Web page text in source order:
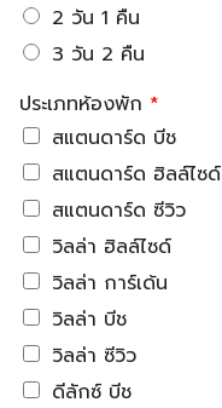
2 วัน 1 คืน
3 วัน 2 คืน
ประเภทห้องพัก *
สแตนดาร์ด บีช
สแตนดาร์ด ฮิลล์ไซด์
สแตนดาร์ด ซีวิว
วิลล่า ฮิลล์ไซด์
วิลล่า การ์เด้น
วิลล่า บีช
วิลล่า ซีวิว
ดีลักซ์ บีช